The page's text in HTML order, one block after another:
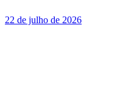
22 de julho de 2026